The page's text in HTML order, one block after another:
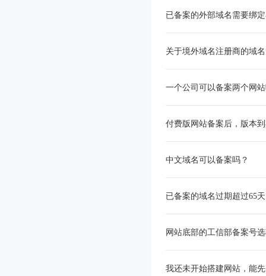
已备案的外部域名需要绑
关于境外域名注册商的域
一个公司可以备案两个网
付费版网站备案后，版本
中文域名可以备案吗？
已备案的域名过期超过65
网站底部的工信部备案号
我还未开始搭建网站，能